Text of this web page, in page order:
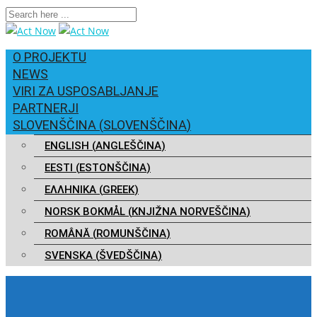
O PROJEKTU
NEWS
VIRI ZA USPOSABLJANJE
PARTNERJI
SLOVENŠČINA (SLOVENŠČINA)
ENGLISH (ANGLEŠČINA)
EESTI (ESTONŠČINA)
ΕΛΛΗΝΙΚΑ (GREEK)
NORSK BOKMÅL (KNJIŽNA NORVEŠČINA)
ROMÂNĂ (ROMUNŠČINA)
SVENSKA (ŠVEDŠČINA)